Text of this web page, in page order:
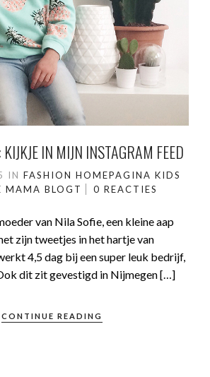
IN MIJN INSTAGRAM FEED
IN FASHION HOMEPAGINA KIDS
MAMA BLOGT 0 REACTIES
van Nila Sofie, een kleine aap
zijn tweetjes in het hartje van
4,5 dag bij een super leuk bedrijf,
dit zit gevestigd in Nijmegen […]
CONTINUE READING